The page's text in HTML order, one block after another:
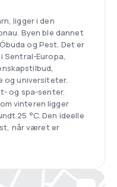
ligger i den
Byen ble dannet
og Pest. Det er
Sentral-Europa,
og universiteter.
og spa-senter.
vinteren ligger
25 °C. Den ideelle
når været er